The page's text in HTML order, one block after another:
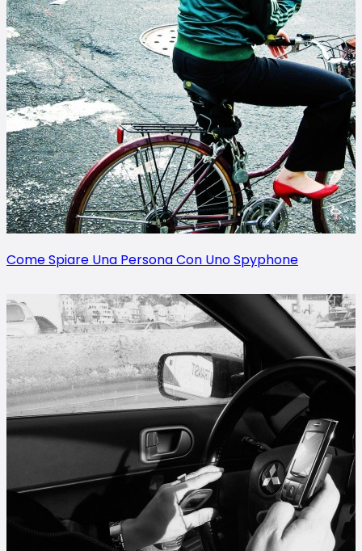
Come Spiare Una Persona Con Uno Spyphone